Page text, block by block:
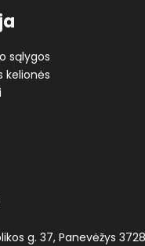
sąlygos
kelionės
g. 37, Panevėžys